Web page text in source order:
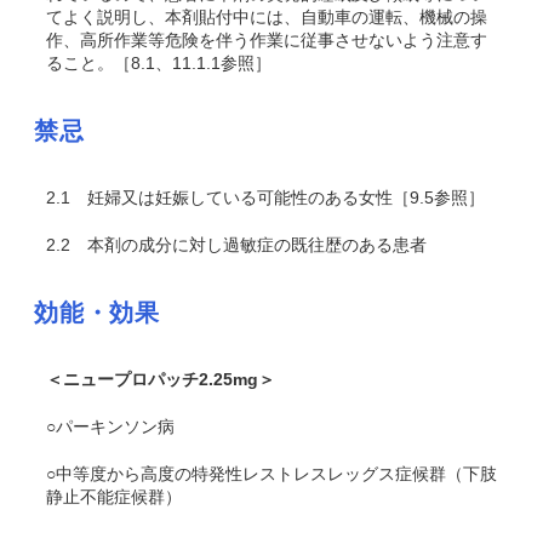
てよく説明し、本剤貼付中には、自動車の運転、機械の操
作、高所作業等危険を伴う作業に従事させないよう注意す
ること。［8.1、11.1.1参照］
禁忌
2.1 妊婦又は妊娠している可能性のある女性［9.5参照］
2.2 本剤の成分に対し過敏症の既往歴のある患者
効能・効果
＜ニュープロパッチ2.25mg＞
○パーキンソン病
○中等度から高度の特発性レストレスレッグス症候群（下肢
静止不能症候群）